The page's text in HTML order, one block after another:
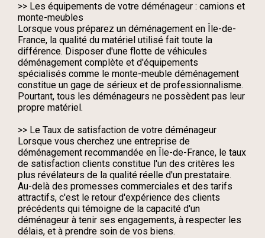
>> Les équipements de votre déménageur : camions et
monte-meubles
Lorsque vous préparez un déménagement en Île-de-
France, la qualité du matériel utilisé fait toute la
différence. Disposer d'une flotte de véhicules
déménagement complète et d'équipements
spécialisés comme le monte-meuble déménagement
constitue un gage de sérieux et de professionnalisme.
Pourtant, tous les déménageurs ne possèdent pas leur
propre matériel.
>> Le Taux de satisfaction de votre déménageur
Lorsque vous cherchez une entreprise de
déménagement recommandée en Île-de-France, le taux
de satisfaction clients constitue l'un des critères les
plus révélateurs de la qualité réelle d'un prestataire.
Au-delà des promesses commerciales et des tarifs
attractifs, c'est le retour d'expérience des clients
précédents qui témoigne de la capacité d'un
déménageur à tenir ses engagements, à respecter les
délais, et à prendre soin de vos biens.